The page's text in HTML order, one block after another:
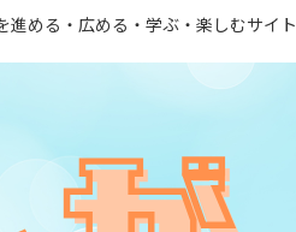
進める・広める・学ぶ・楽しむサイト